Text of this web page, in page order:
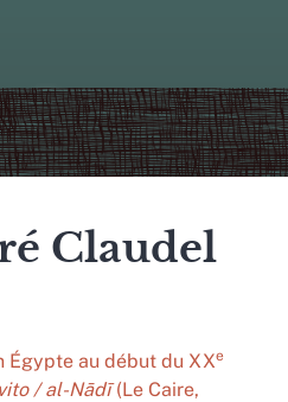
Claudel
Égypte au début du XXe
/ al-Nādī(Le Caire,